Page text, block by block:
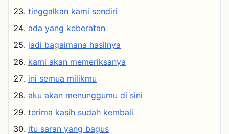
tinggalkan kami sendiri
ada yang keberatan
jadi bagaimana hasilnya
kami akan memeriksanya
ini semua milikmu
aku akan menunggumu di sini
terima kasih sudah kembali
itu saran yang bagus